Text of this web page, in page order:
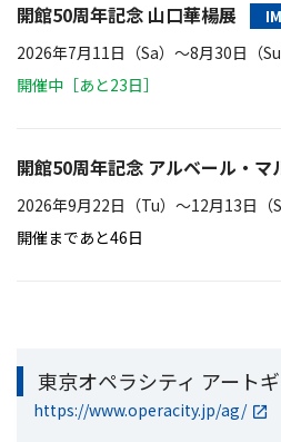
開館50周年記念 山口華楊展
2026年7月11日（Sa）〜8月30日（Su
開催中［あと23日］
開館50周年記念 アルベール・マ
2026年9月22日（Tu）〜12月13日（
開催まであと46日
東京オペラシティ アート
https://www.operacity.jp/ag/